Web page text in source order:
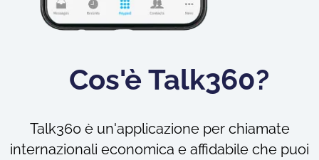
Cos'è Talk360?
Talk360 è un'applicazione per chiamate
internazionali economica e affidabile che puoi